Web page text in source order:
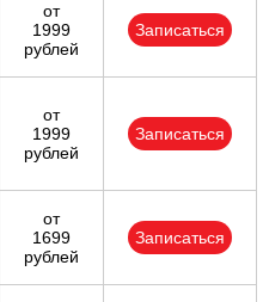
от
1999
рублей
Записаться
от
1999
рублей
Записаться
от
1699
рублей
Записаться